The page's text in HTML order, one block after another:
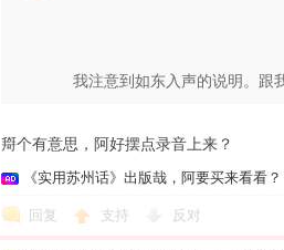
我注意到如东入声的说明。跟
搿个有意思，阿好摆点录音上来？
《实用苏州话》出版哉，阿要买来看看？
回复 支持 反对